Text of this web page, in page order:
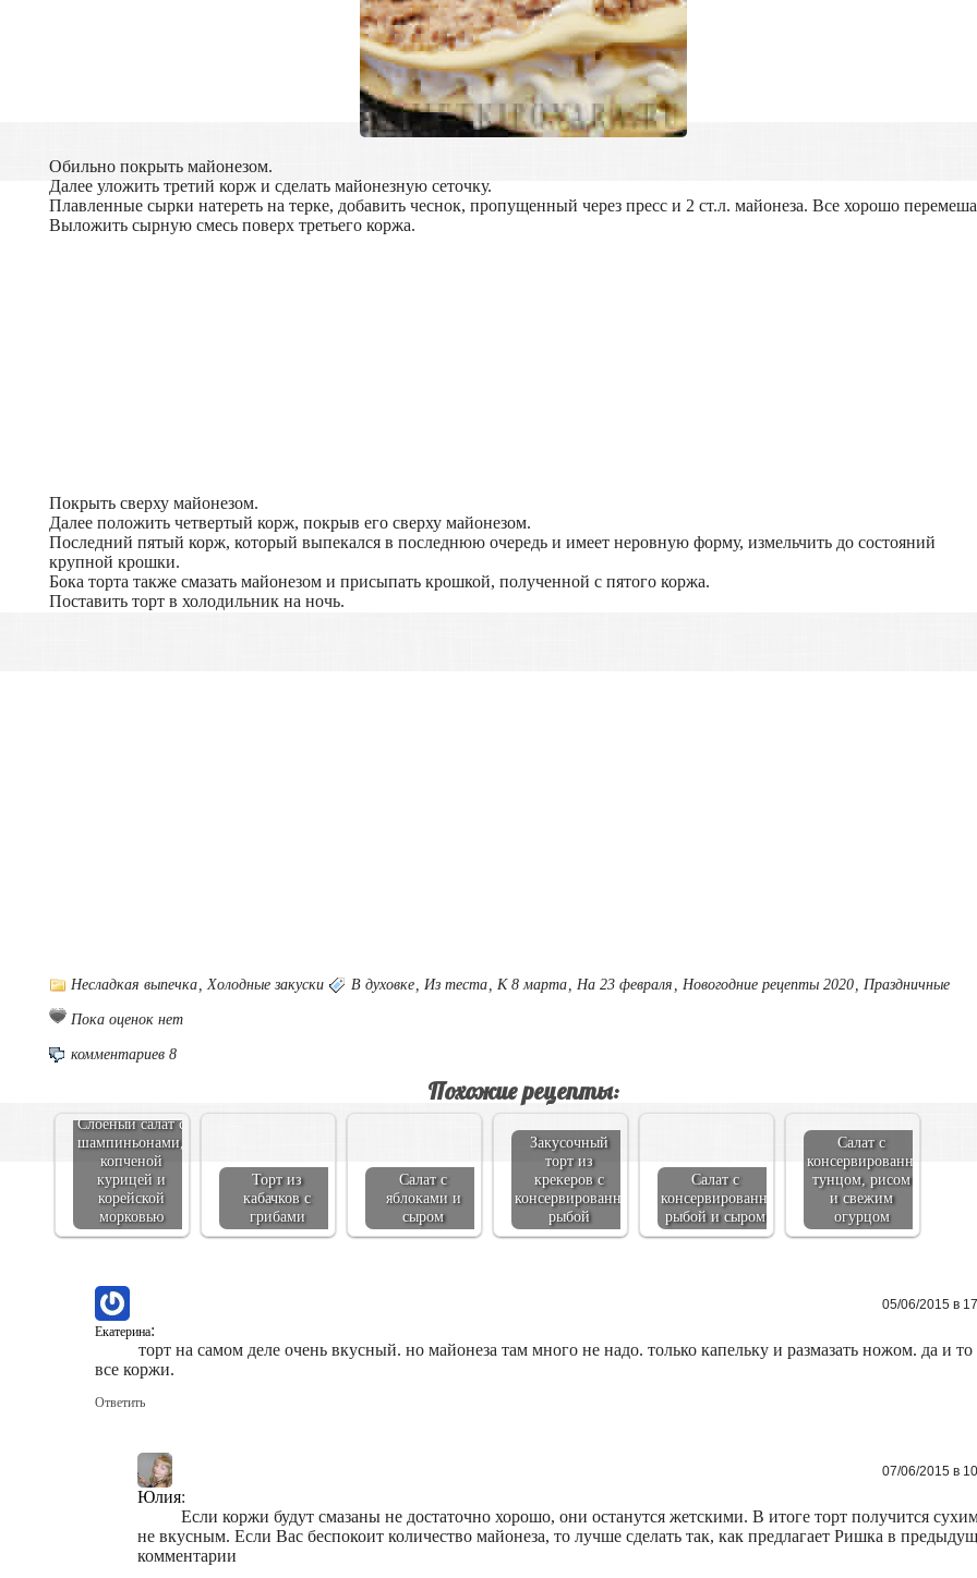
Обильно покрыть майонезом.
Далее уложить третий корж и сделать майонезную сеточку.
Плавленные сырки натереть на терке, добавить чеснок, пропущенный через пресс и 2 ст.л. майонеза. Все хорошо
Выложить сырную смесь поверх третьего коржа.
Покрыть сверху майонезом.
Далее положить четвертый корж, покрыв его сверху майонезом.
Последний пятый корж, который выпекался в последнюю очередь и имеет неровную форму, измельчить до состояний
крупной крошки.
Бока торта также смазать майонезом и присыпать крошкой, полученной с пятого коржа.
Поставить торт в холодильник на ночь.
Несладкая выпечка,Холодные закуски В духовке,Из теста,К 8 марта,На 23 февраля ,Новогодние рецепты 2020,Праздничные
Пока оценок нет
комментариев 8
Похожие рецепты:
Слоеный салат с
шампиньонами,
копченой
курицей и
корейской
морковью
Торт из
кабачков с
грибами
Салат с
яблоками и
сыром
Закусочный
торт из
крекеров с
консервированной
рыбой
Салат с
консервированной
рыбой и сыром
Салат с
консервированным
тунцом, рисом
и свежим
огурцом
Екатерина:
05/06/2015 в
торт на самом деле очень вкусный. но майонеза там много не надо. только капельку и размазать ножом. да и
все коржи.
Ответить
Юлия:
07/06/2015 в
Если коржи будут смазаны не достаточно хорошо, они останутся жетскими. В итоге торт получится
не вкусным. Если Вас беспокоит количество майонеза, то лучше сделать так, как предлагает Ришка в
комментарии